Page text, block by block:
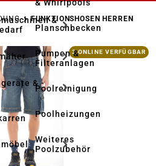
&
& -
& Whirlpools
Planschbecken
Pumpen &
Filteranlagen
Poolreinigung
Poolheizungen
Weiteres
Poolzubehör
FUNKTIONSHOSEN HERREN
3 ONLINE VERFÜGBAR